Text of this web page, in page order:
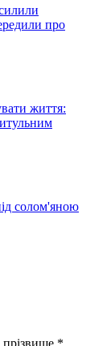
про
життя:
солом'яною